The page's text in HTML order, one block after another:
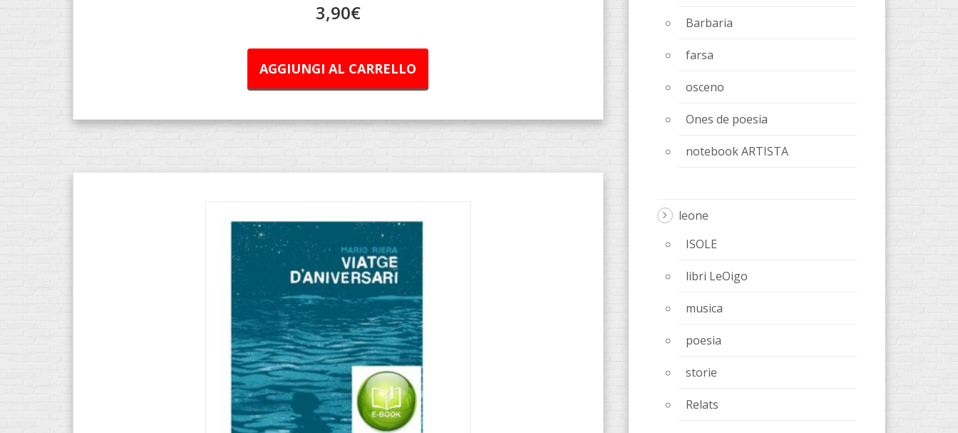
3,90€
AGGIUNGI AL CARRELLO
Barbaria
farsa
osceno
Ones de poesia
notebook ARTISTA
leone
ISOLE
libri LeOigo
musica
poesia
storie
Relats